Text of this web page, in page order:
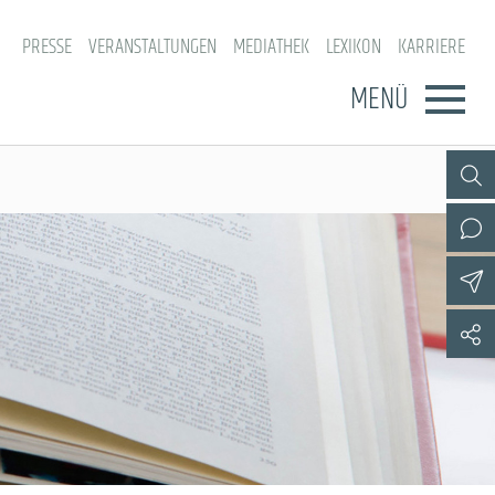
PRESSE VERANSTALTUNGEN MEDIATHEK LEXIKON KARRIERE
MENÜ